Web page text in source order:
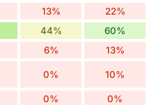
13% 22%
44% 60%
6% 13%
0% 10%
0% 0%